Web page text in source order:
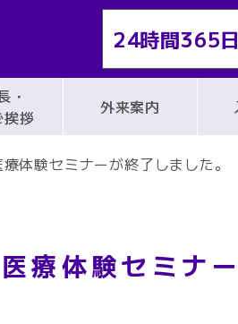
24時間365
・
拶
外来案内
体験セミナーが終了しました。
療体験セミナ